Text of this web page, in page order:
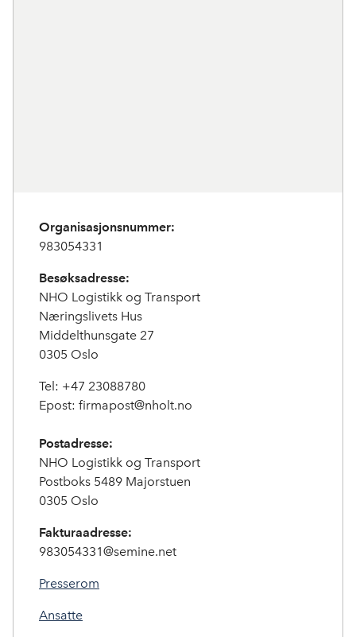
Organisasjonsnummer:
983054331
Besøksadresse:
NHO Logistikk og Transport
Næringslivets Hus
Middelthunsgate 27
0305 Oslo
Tel: +47 23088780
Epost: firmapost@nholt.no
Postadresse:
NHO Logistikk og Transport
Postboks 5489 Majorstuen
0305 Oslo
Fakturaadresse:
983054331@semine.net
Presserom
Ansatte